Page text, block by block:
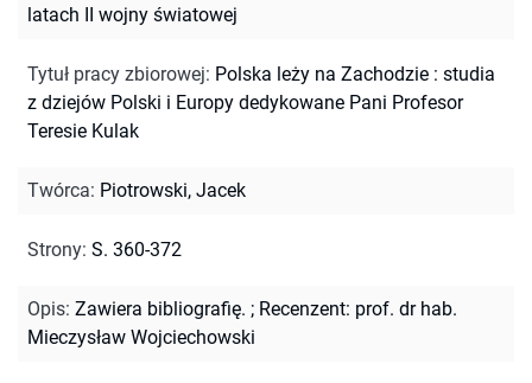
latach II wojny światowej
Tytuł pracy zbiorowej: Polska leży na Zachodzie : studia
z dziejów Polski i Europy dedykowane Pani Profesor
Teresie Kulak
Twórca: Piotrowski, Jacek
Strony: S. 360-372
Opis: Zawiera bibliografię. ; Recenzent: prof. dr hab.
Mieczysław Wojciechowski